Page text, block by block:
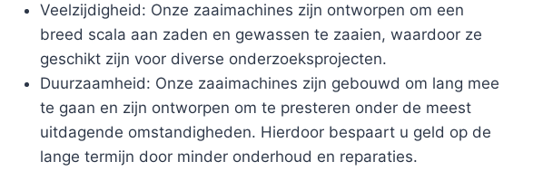
Veelzijdigheid: Onze zaaimachines zijn ontworpen om een
breed scala aan zaden en gewassen te zaaien, waardoor ze
geschikt zijn voor diverse onderzoeksprojecten.
Duurzaamheid: Onze zaaimachines zijn gebouwd om lang mee
te gaan en zijn ontworpen om te presteren onder de meest
uitdagende omstandigheden. Hierdoor bespaart u geld op de
lange termijn door minder onderhoud en reparaties.